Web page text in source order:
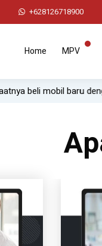
+628126718900
Home MPV
beli mobil baru